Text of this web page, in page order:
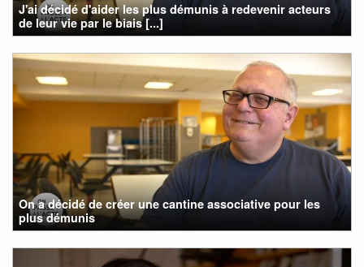
J'ai décidé d'aider les plus démunis à redevenir acteurs
de leur vie par le biais [...]
On a décidé de créer une cantine associative pour les
plus démunis